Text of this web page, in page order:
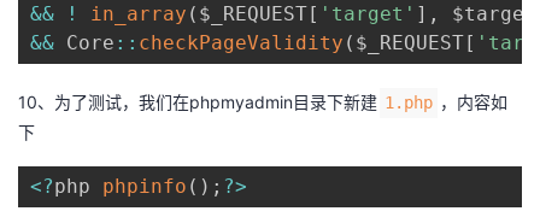
&&
! in_array ( $_REQUEST[ 'target' ] ,
&& Core : : checkPageValidity ( $_REQUEST[
10、为了测试，我们在phpmyadmin目录下新建 1.php ，内容如
下
<?php phpinfo ( ) ; ?>